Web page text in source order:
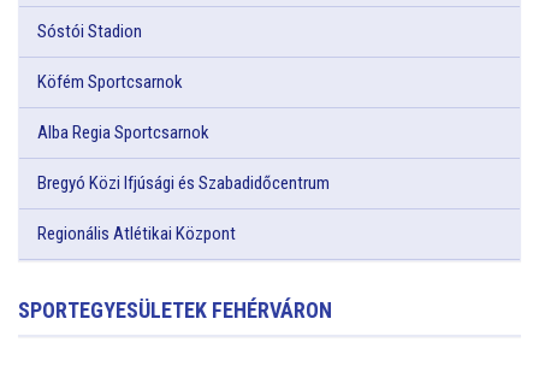
Sóstói Stadion
Köfém Sportcsarnok
Alba Regia Sportcsarnok
Bregyó Közi Ifjúsági és Szabadidőcentrum
Regionális Atlétikai Központ
SPORTEGYESÜLETEK FEHÉRVÁRON